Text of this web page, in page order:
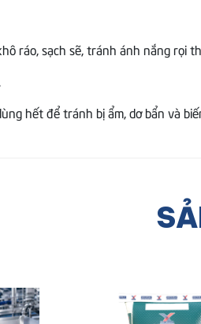
ráo, sạch sẽ, tránh ánh nắng rọi
hết để tránh bị ẩm, dơ bẩn và